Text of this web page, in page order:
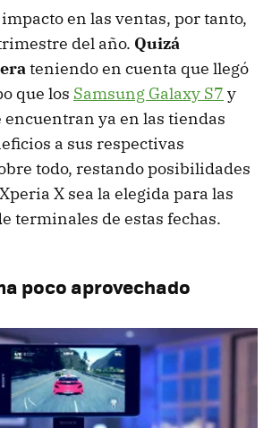
en las ventas, por tanto,
del año. Quizá
teniendo en cuenta que llegó
que los Samsung Galaxy S7 y
encuentran ya en las tiendas
a sus respectivas
todo, restando posibilidades
X sea la elegida para las
terminales de estas fechas.
poco aprovechado